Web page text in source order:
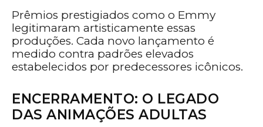
Prêmios prestigiados como o Emmy
legitimaram artisticamente essas
produções. Cada novo lançamento é
medido contra padrões elevados
estabelecidos por predecessores icônicos.
ENCERRAMENTO: O LEGADO
DAS ANIMAÇÕES ADULTAS